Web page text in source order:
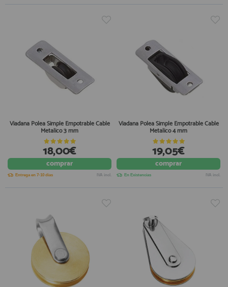
Viadana Polea Simple Empotrable Cable
Metalico 3 mm
18,00€
comprar
Entrega en 7-10 días IVA incl.
Viadana Polea Simple Empotrable Cable
Metalico 4 mm
19,05€
comprar
En Existencias IVA incl.